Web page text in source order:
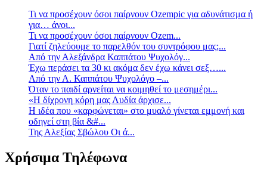
Τι να προσέχουν όσοι παίρνουν Ozempic για αδυνάτισμα ή
για… άνοι...
Τι να προσέχουν όσοι παίρνουν Ozem...
Γιατί ζηλεύουμε το παρελθόν του συντρόφου μας;...
Από την Αλεξάνδρα Καππάτου Ψυχολόγ...
Έχω περάσει τα 30 κι ακόμα δεν έχω κάνει σεξ…...
Από την Α. Καππάτου Ψυχολόγο –...
Όταν το παιδί αρνείται να κοιμηθεί το μεσημέρι...
«Η δίχρονη κόρη μας Λυδία άρχισε...
Η ιδέα που «καρφώνεται» στο μυαλό γίνεται εμμονή και
οδηγεί στη βία &#...
Της Αλεξίας Σβώλου Οι ά...
Χρήσιμα Τηλέφωνα